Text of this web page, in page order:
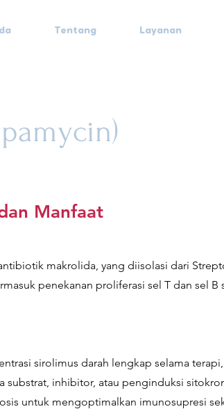
Tentang Layanan
Manfaat
makrolida, yang diisolasi dari
penekanan proliferasi sel T dan sel
sirolimus darah lengkap selama
substrat, inhibitor, atau penginduksi
untuk mengoptimalkan imunosupresi